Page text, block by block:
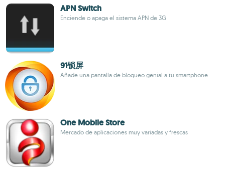
APN Switch
Enciende o apaga el sistema APN de 3G
91锁屏
Añade una pantalla de bloqueo genial a tu smartphone
One Mobile Store
Mercado de aplicaciones muy variadas y frescas